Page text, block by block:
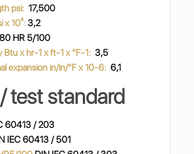
psi:17,500
x 10³:3,2
80 HR 5/100
Btu x hr-1 x ft-1 x °F-1:3,5
expansion in/in/°F x 10-6:6,1
test standard
60413 / 203
IEC 60413 / 501